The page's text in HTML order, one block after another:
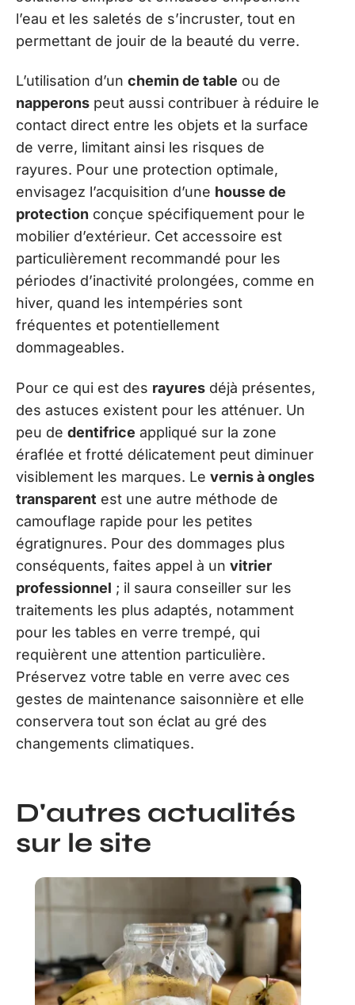
l’eau et les saletés de s’incruster, tout en
permettant de jouir de la beauté du verre.
L’utilisation d’un chemin de table ou de
napperons peut aussi contribuer à réduire le
contact direct entre les objets et la surface
de verre, limitant ainsi les risques de
rayures. Pour une protection optimale,
envisagez l’acquisition d’une housse de
protection conçue spécifiquement pour le
mobilier d’extérieur. Cet accessoire est
particulièrement recommandé pour les
périodes d’inactivité prolongées, comme en
hiver, quand les intempéries sont
fréquentes et potentiellement
dommageables.
Pour ce qui est des rayures déjà présentes,
des astuces existent pour les atténuer. Un
peu de dentifrice appliqué sur la zone
éraflée et frotté délicatement peut diminuer
visiblement les marques. Le vernis à ongles
transparent est une autre méthode de
camouflage rapide pour les petites
égratignures. Pour des dommages plus
conséquents, faites appel à un vitrier
professionnel ; il saura conseiller sur les
traitements les plus adaptés, notamment
pour les tables en verre trempé, qui
requièrent une attention particulière.
Préservez votre table en verre avec ces
gestes de maintenance saisonnière et elle
conservera tout son éclat au gré des
changements climatiques.
D'autres actualités
sur le site